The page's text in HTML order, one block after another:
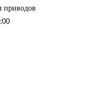
приводов